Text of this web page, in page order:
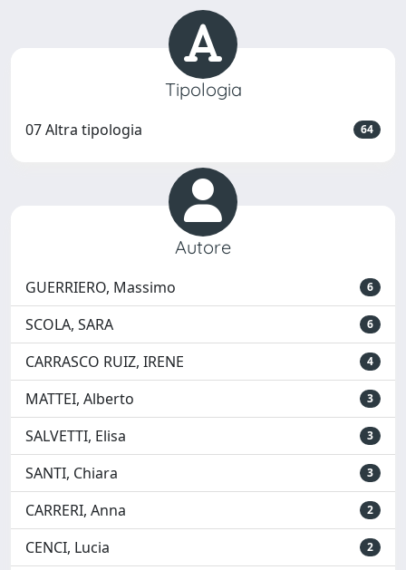
Tipologia
07 Altra tipologia 64
Autore
GUERRIERO, Massimo 6
SCOLA, SARA 6
CARRASCO RUIZ, IRENE 4
MATTEI, Alberto 3
SALVETTI, Elisa 3
SANTI, Chiara 3
CARRERI, Anna 2
CENCI, Lucia 2